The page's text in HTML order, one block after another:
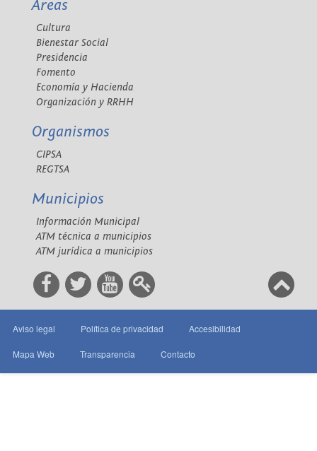
Áreas
Cultura
Bienestar Social
Presidencia
Fomento
Economía y Hacienda
Organización y RRHH
Organismos
CIPSA
REGTSA
Municipios
Información Municipal
ATM técnica a municipios
ATM jurídica a municipios
Aviso legal Política de privacidad Accesibilidad
Mapa Web Transparencia Contacto